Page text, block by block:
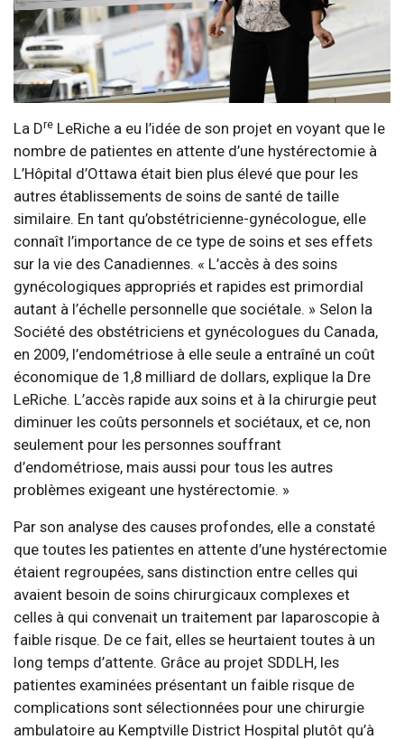
La Dre LeRiche a eu l’idée de son projet en voyant que le
nombre de patientes en attente d’une hystérectomie à
L’Hôpital d’Ottawa était bien plus élevé que pour les
autres établissements de soins de santé de taille
similaire. En tant qu’obstétricienne-gynécologue, elle
connaît l’importance de ce type de soins et ses effets
sur la vie des Canadiennes. « L’accès à des soins
gynécologiques appropriés et rapides est primordial
autant à l’échelle personnelle que sociétale. » Selon la
Société des obstétriciens et gynécologues du Canada,
en 2009, l’endométriose à elle seule a entraîné un coût
économique de 1,8 milliard de dollars, explique la Dre
LeRiche. L’accès rapide aux soins et à la chirurgie peut
diminuer les coûts personnels et sociétaux, et ce, non
seulement pour les personnes souffrant
d’endométriose, mais aussi pour tous les autres
problèmes exigeant une hystérectomie. »
Par son analyse des causes profondes, elle a constaté
que toutes les patientes en attente d’une hystérectomie
étaient regroupées, sans distinction entre celles qui
avaient besoin de soins chirurgicaux complexes et
celles à qui convenait un traitement par laparoscopie à
faible risque. De ce fait, elles se heurtaient toutes à un
long temps d’attente. Grâce au projet SDDLH, les
patientes examinées présentant un faible risque de
complications sont sélectionnées pour une chirurgie
ambulatoire au Kemptville District Hospital plutôt qu’à